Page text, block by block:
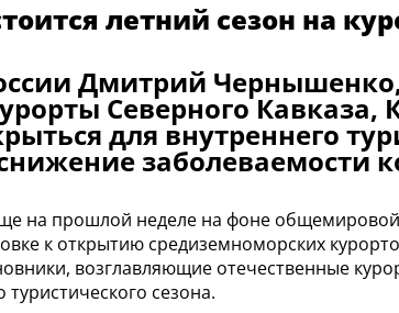
летний сезон на
Дмитрий
Северного Кавказа,
для внутреннего
заболеваемости
на прошлой неделе на фоне
к открытию средиземноморских
возглавляющие отечественные
сезона.